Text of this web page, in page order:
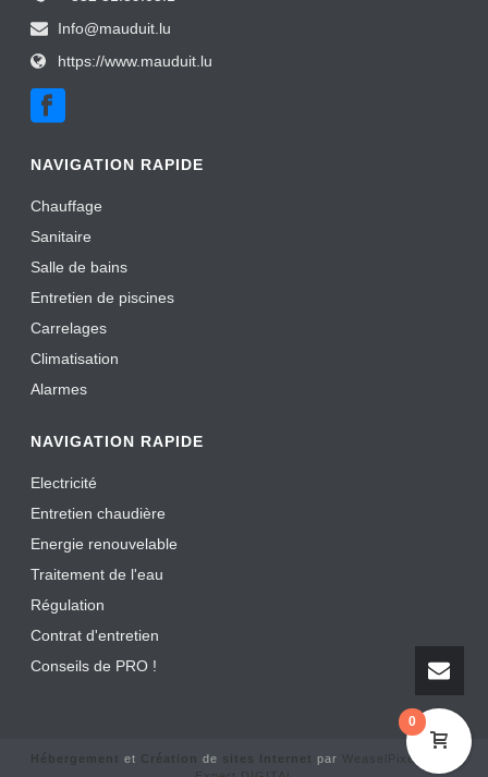
Info@mauduit.lu
https://www.mauduit.lu
NAVIGATION RAPIDE
Chauffage
Sanitaire
Salle de bains
Entretien de piscines
Carrelages
Climatisation
Alarmes
NAVIGATION RAPIDE
Electricité
Entretien chaudière
Energie renouvelable
Traitement de l'eau
Régulation
Contrat d'entretien
Conseils de PRO !
Hébergement et Création de sites Internet par WeaselPixel SRL
0